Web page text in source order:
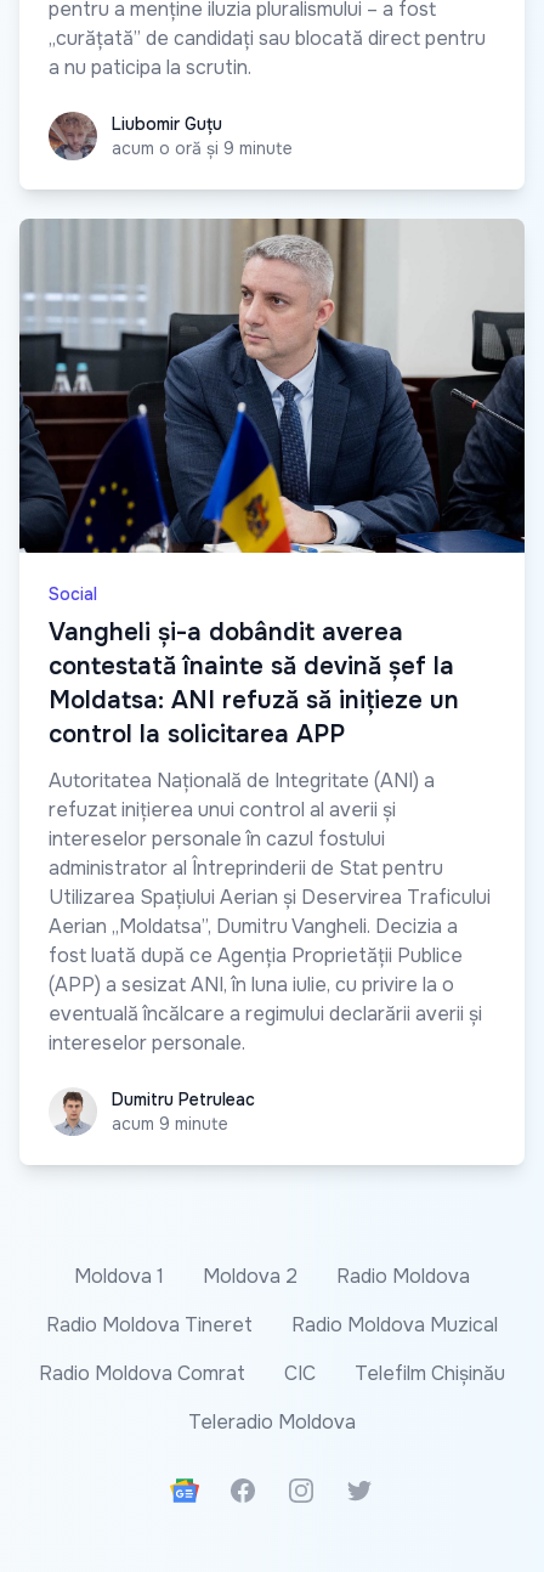
pentru a menține iluzia pluralismului – a fost
„curățată” de candidați sau blocată direct pentru
a nu paticipa la scrutin.
Liubomir Guțu
Liubomir Guțu
acum o oră și 9 minute
Social
Vangheli și-a dobândit averea
contestată înainte să devină șef la
Moldatsa: ANI refuză să inițieze un
control la solicitarea APP
Autoritatea Națională de Integritate (ANI) a
refuzat inițierea unui control al averii și
intereselor personale în cazul fostului
administrator al Întreprinderii de Stat pentru
Utilizarea Spațiului Aerian și Deservirea Traficului
Aerian „Moldatsa”, Dumitru Vangheli. Decizia a
fost luată după ce Agenția Proprietății Publice
(APP) a sesizat ANI, în luna iulie, cu privire la o
eventuală încălcare a regimului declarării averii și
intereselor personale.
Dumitru Petruleac
Dumitru Petruleac
acum 9 minute
Moldova 1 Moldova 2
Radio Moldova
Radio Moldova Tineret
Radio Moldova Muzical
Radio Moldova Comrat
CIC
Telefilm Chișinău
Teleradio Moldova
Google News
FacebookInstagramTwitter